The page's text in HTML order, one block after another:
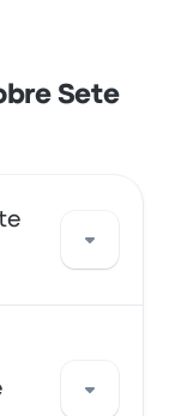
Sete
puedes
coche